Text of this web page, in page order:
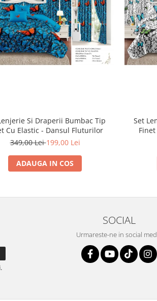
Si Draperii Bumbac Tip
Cu Elastic - Dansul Fluturilor
349,00 Lei199,00 Lei
ADAUGA IN COS
Set
SOCIAL
Urmareste-ne in social